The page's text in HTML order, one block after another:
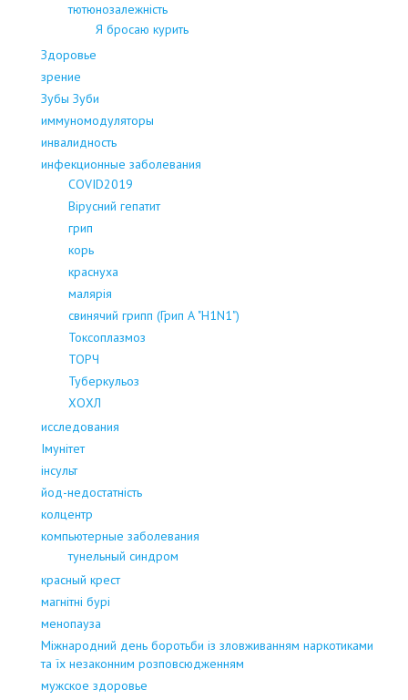
тютюнозалежність
Я бросаю курить
Здоровье
зрение
Зубы Зуби
иммуномодуляторы
инвалидность
инфекционные заболевания
COVID2019
Вірусний гепатит
грип
корь
краснуха
малярія
свинячий грипп (Грип А "H1N1")
Токсоплазмоз
ТОРЧ
Туберкульоз
ХОХЛ
исследования
Імунітет
інсульт
йод-недостатність
колцентр
компьютерные заболевания
тунельный синдром
красный крест
магнітні бурі
менопауза
Міжнародний день боротьби із зловживанням наркотиками
та їх незаконним розповсюдженням
мужское здоровье